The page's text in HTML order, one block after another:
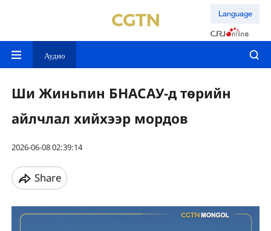
Language
Аудио
Ши Жиньпин БНАСАУ-д төрийн
айлчлал хийхээр мордов
2026-06-08 02:39:14
Share